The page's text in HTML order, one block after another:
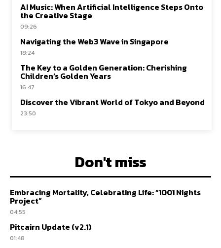
AI Music: When Artificial Intelligence Steps Onto
the Creative Stage
09:26
Navigating the Web3 Wave in Singapore
18:24
The Key to a Golden Generation: Cherishing
Children’s Golden Years
16:47
Discover the Vibrant World of Tokyo and Beyond
23:50
Don't miss
Embracing Mortality, Celebrating Life: “1001 Nights
Project”
04:55
Pitcairn Update (v2.1)
01:48